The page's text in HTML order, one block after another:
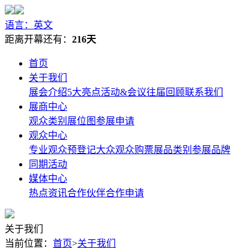
语言：英文
距离开幕还有： 216天
首页
关于我们
展会介绍5大亮点活动&会议往届回顾联系我们
展商中心
观众类别 展位图参展申请
观众中心
专业观众预登记大众观众购票展品类别 参展品牌
同期活动
媒体中心
热点资讯合作伙伴合作申请
关于我们
当前位置： 首页>关于我们